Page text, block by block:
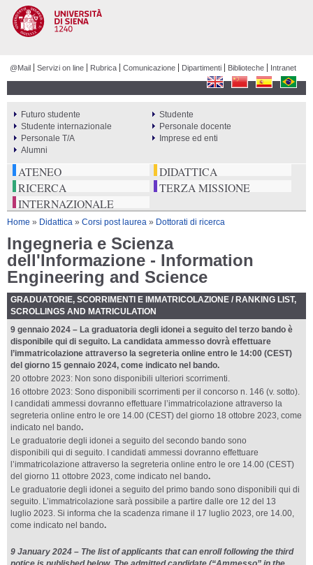
@Mail Servizi on line Rubrica Comunicazione Dipartimenti Biblioteche Intranet
ATENEO
DIDATTICA
RICERCA
TERZA MISSIONE
INTERNAZIONALE
PERCORSI
Futuro studente
Studente
Studente internazionale
Personale docente
Personale T/A
Imprese ed enti
Alumni
Tu sei qui
Home » Didattica » Corsi post laurea » Dottorati di ricerca
Ingegneria e Scienza
dell'Informazione - Information
Engineering and Science
GRADUATORIE, SCORRIMENTI E IMMATRICOLAZIONE / RANKING LIST,
SCROLLINGS AND MATRICULATION
9 gennaio 2024 – La graduatoria degli idonei a seguito del terzo bando è
disponibile qui di seguito. La candidata ammesso dovrà effettuare
l’immatricolazione attraverso la segreteria online entro le 14:00 (CEST)
del giorno 15 gennaio 2024, come indicato nel bando.
20 ottobre 2023: Non sono disponibili ulteriori scorrimenti.
16 ottobre 2023: Sono disponibili scorrimenti per il concorso n. 146 (v. sotto).
I candidati ammessi dovranno effettuare l’immatricolazione attraverso la
segreteria online entro le ore 14.00 (CEST) del giorno 18 ottobre 2023, come
indicato nel bando.
Le graduatorie degli idonei a seguito del secondo bando sono
disponibili qui di seguito. I candidati ammessi dovranno effettuare
l’immatricolazione attraverso la segreteria online entro le ore 14.00 (CEST)
del giorno 11 ottobre 2023, come indicato nel bando.
Le graduatorie degli idonei a seguito del primo bando sono disponibili qui di
seguito. L’immatricolazione sarà possibile a partire dalle ore 12 del 13
luglio 2023. Si informa che la scadenza rimane il 17 luglio 2023, ore 14.00,
come indicato nel bando.
9 January 2024 – The list of applicants that can enroll following the third